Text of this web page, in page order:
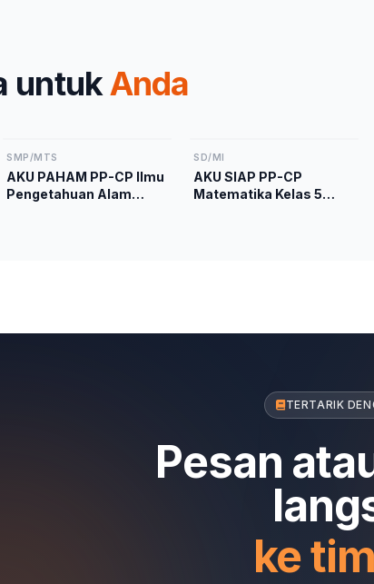
untukAnda
SMP/MTS
AKU PAHAM PP-CP Ilmu
Pengetahuan Alam
SD/MI
AKU SIAP PP-CP
Matematika Kelas 5
TERTARIK
Pesan
ke